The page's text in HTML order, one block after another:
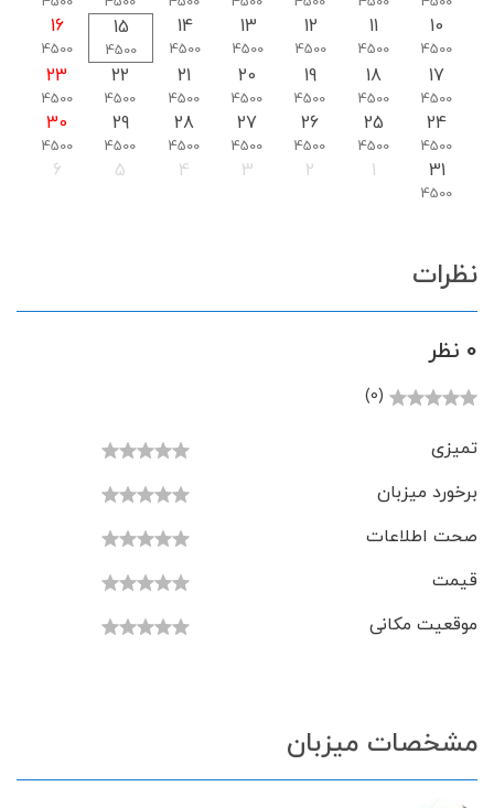
10
4500
11
4500
12
4500
13
4500
14
4500
15
4500
16
4500
17
4500
18
4500
19
4500
20
4500
21
4500
22
4500
23
4500
24
4500
25
4500
26
4500
27
4500
28
4500
29
4500
30
4500
31
4500
1
2
3
4
5
6
نظرات
0 نظر
(0)
تمیزی
برخورد میزبان
صحت اطلاعات
قیمت
موقعیت مکانی
مشخصات میزبان